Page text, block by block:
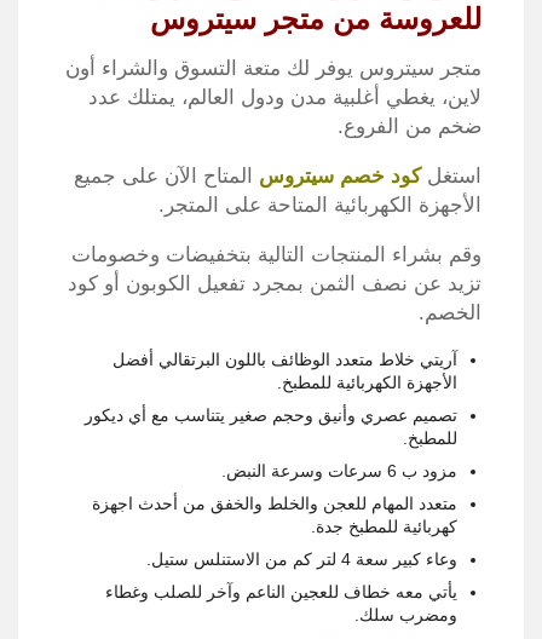
للعروسة من متجر سيتروس
متجر سيتروس يوفر لك متعة التسوق والشراء أون
لاين، يغطي أغلبية مدن ودول العالم، يمتلك عدد
ضخم من الفروع.
استغل كود خصم سيتروس المتاح الآن على جميع
الأجهزة الكهربائية المتاحة على المتجر.
وقم بشراء المنتجات التالية بتخفيضات وخصومات
تزيد عن نصف الثمن بمجرد تفعيل الكوبون أو كود
الخصم.
آريتي خلاط متعدد الوظائف باللون البرتقالي أفضل
الأجهزة الكهربائية للمطبخ.
تصميم عصري وأنيق وحجم صغير يتناسب مع أي ديكور
للمطبخ.
مزود ب 6 سرعات وسرعة النبض.
متعدد المهام للعجن والخلط والخفق من أحدث اجهزة
كهربائية للمطبخ جدة.
وعاء كبير سعة 4 لتر كم من الاستنلس ستيل.
يأتي معه خطاف للعجين الناعم وآخر للصلب وغطاء
ومضرب سلك.